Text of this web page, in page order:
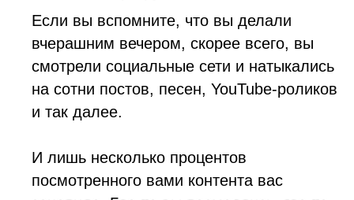
Если вы вспомните, что вы делали
вчерашним вечером, скорее всего, вы
смотрели социальные сети и натыкались
на сотни постов, песен, YouTube-роликов
и так далее.
И лишь несколько процентов
посмотренного вами контента вас